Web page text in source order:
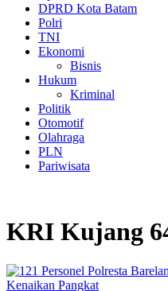
DPRD Kota Batam
Polri
TNI
Ekonomi
Bisnis
Hukum
Kriminal
Politik
Otomotif
Olahraga
PLN
Pariwisata
KRI Kujang